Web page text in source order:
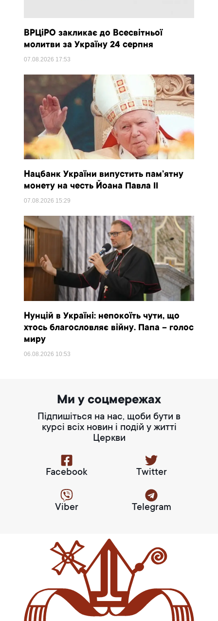
ВРЦіРО закликає до Всесвітньої
молитви за Україну 24 серпня
07.08.2026 17:53
Нацбанк України випустить пам’ятну
монету на честь Йоана Павла II
07.08.2026 15:29
Нунцій в Україні: непокоїть чути, що
хтось благословляє війну. Папа – голос
миру
06.08.2026 10:53
Ми у соцмережах
Підпишіться на нас, щоби бути в
курсі всіх новин і подій у житті
Церкви
Facebook Twitter
Viber Telegram